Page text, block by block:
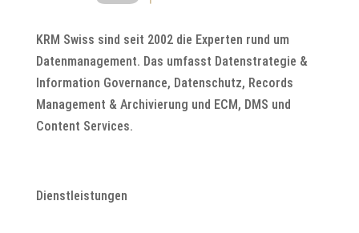
KRM Swiss sind seit 2002 die Experten rund um
Datenmanagement. Das umfasst Datenstrategie &
Information Governance, Datenschutz, Records
Management & Archivierung und ECM, DMS und
Content Services.
Dienstleistungen